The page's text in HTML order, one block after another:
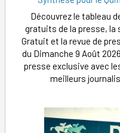
Découvrez le tableau
gratuits de la presse, la
Gratuit et la revue de
du Dimanche 9 Août
presse exclusive avec
meilleurs